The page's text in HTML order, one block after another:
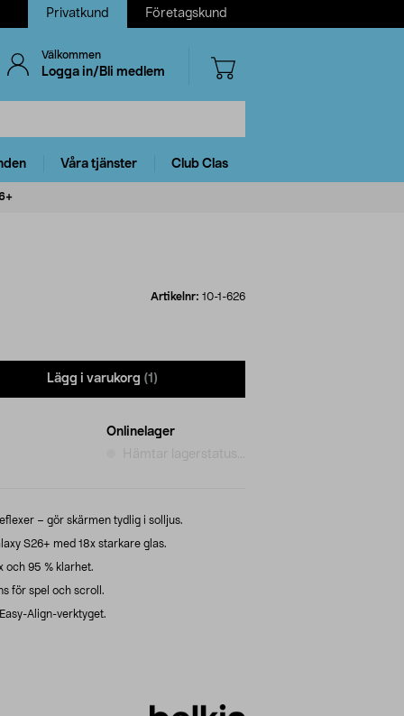
Privatkund Företagskund
Välkommen
Logga in/Bli medlem
Våra tjänster Club Clas
Artikelnr: 10-1-626
Lägg i varukorg (1)
Onlinelager
Hämtar lagerstatus...
– gör skärmen tydlig i solljus.
S26+ med 18x starkare glas.
och 95 % klarhet.
för spel och scroll.
Align-verktyget.